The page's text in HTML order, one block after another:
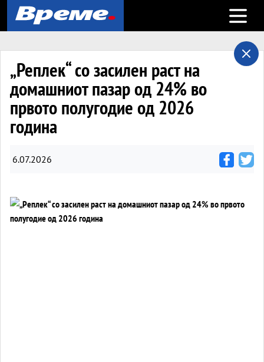
Open
„Реплек“ со засилен раст на
домашниот пазар од 24% во
првото полугодие од 2026
година
6.07.2026